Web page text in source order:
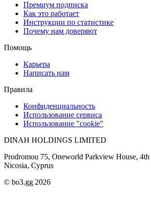
Премиум подписка
Как это работает
Инструкции по статистике
Почему нам доверяют
Помощь
Карьера
Написать нам
Правила
Конфиденциальность
Использование сервиса
Использование "cookie"
DINAH HOLDINGS LIMITED
Prodromou 75, Oneworld Parkview House,
Nicosia, Cyprus
© bo3.gg 2026